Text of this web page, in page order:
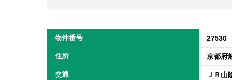
物件番号 27530
住所 京都府
交通 ＪＲ山